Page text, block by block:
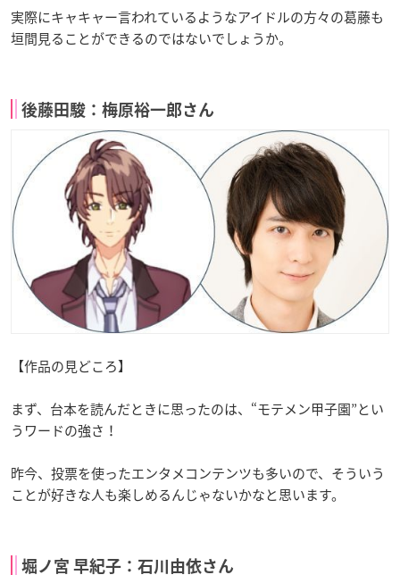
実際にキャキャー言われているようなアイドルの方々の葛藤も
垣間見ることができるのではないでしょうか。
後藤田駿：梅原裕一郎さん
【作品の見どころ】
まず、台本を読んだときに思ったのは、“モテメン甲子園”とい
うワードの強さ！
昨今、投票を使ったエンタメコンテンツも多いので、そういう
ことが好きな人も楽しめるんじゃないかなと思います。
堀ノ宮 早紀子：石川由依さん